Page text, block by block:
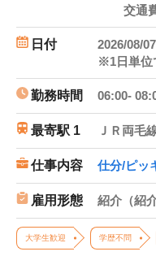
ピッキング 軽作業 体
車通勤 単発 スポット 簡
交通
日付
2026/08/
※1日単位
勤務時間 06:00-
最寄駅 1 ＪＲ両毛
仕事内容 仕分/ピッ
雇用形態 紹介（紹
大学生歓迎 学歴不問